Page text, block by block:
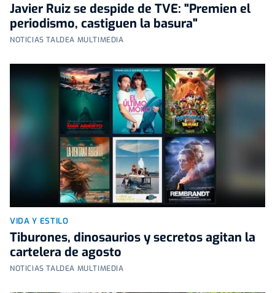
Javier Ruiz se despide de TVE: "Premien el
periodismo, castiguen la basura"
NOTICIAS TALDEA MULTIMEDIA
VIDA Y ESTILO
Tiburones, dinosaurios y secretos agitan la
cartelera de agosto
NOTICIAS TALDEA MULTIMEDIA